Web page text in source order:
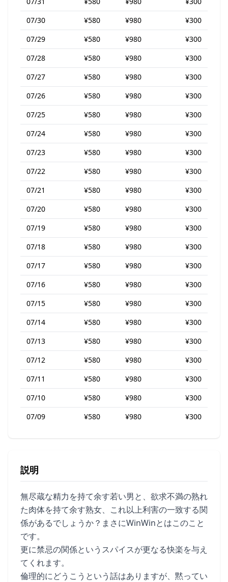
07/30
¥580 ¥980
¥300
07/29
¥580 ¥980
¥300
07/28
¥580 ¥980
¥300
07/27
¥580 ¥980
¥300
07/26
¥580 ¥980
¥300
07/25
¥580 ¥980
¥300
07/24
¥580 ¥980
¥300
07/23
¥580 ¥980
¥300
07/22
¥580 ¥980
¥300
07/21
¥580 ¥980
¥300
07/20
¥580 ¥980
¥300
07/19
¥580 ¥980
¥300
07/18
¥580 ¥980
¥300
07/17
¥580 ¥980
¥300
07/16
¥580 ¥980
¥300
07/15
¥580 ¥980
¥300
07/14
¥580 ¥980
¥300
07/13
¥580 ¥980
¥300
07/12
¥580 ¥980
¥300
07/11
¥580 ¥980
¥300
07/10
¥580 ¥980
¥300
07/09
¥580 ¥980 ¥300
説明
無尽蔵な精力を持て余す若い男と、欲求不満の熟れ
た肉体を持て余す熟女、これ以上利害の一致する関
係があるでしょうか？まさにWinWinとはこのこと
です。
更に禁忌の関係というスパイスが更なる快楽を与え
てくれます。
倫理的にどうこうという話はありますが、黙ってい